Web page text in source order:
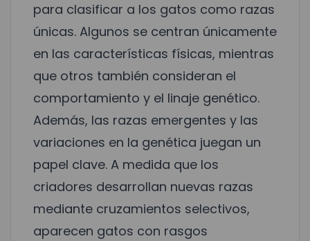
para clasificar a los gatos como razas
únicas. Algunos se centran únicamente
en las características físicas, mientras
que otros también consideran el
comportamiento y el linaje genético.
Además, las razas emergentes y las
variaciones en la genética juegan un
papel clave. A medida que los
criadores desarrollan nuevas razas
mediante cruzamientos selectivos,
aparecen gatos con rasgos